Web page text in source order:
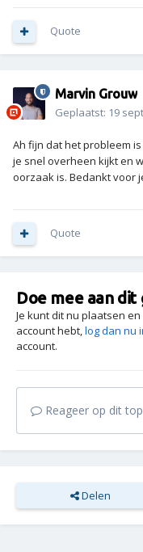
Quote
Marvin Grouw
Geplaatst: 19
Ah fijn dat het probleem
je snel overheen kijkt en
oorzaak is. Bedankt voor
Quote
Doe mee aan dit
Je kunt dit nu plaatsen
account hebt,log dan nu
account.
Reageer op dit
Delen